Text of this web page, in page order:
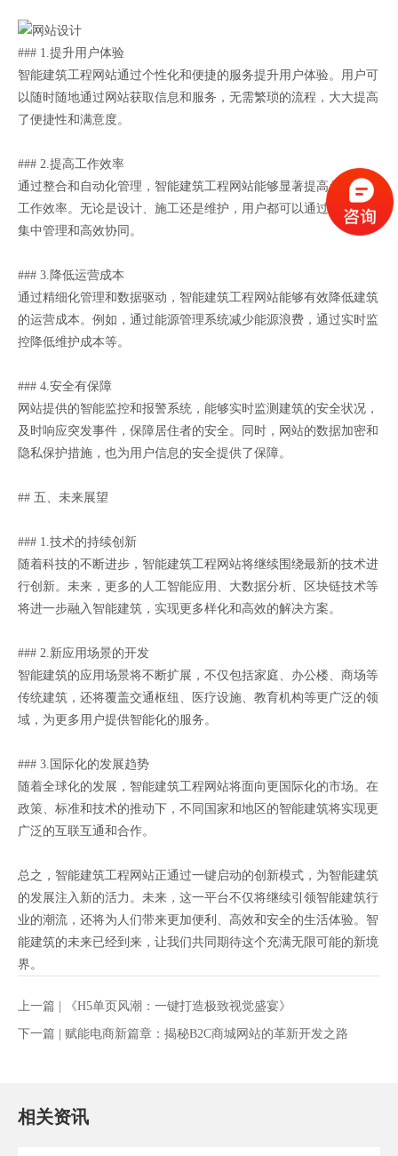
### 1.提升用户体验
智能建筑工程网站通过个性化和便捷的服务提升用户体验。用户可
以随时随地通过网站获取信息和服务，无需繁琐的流程，大大提高
了便捷性和满意度。
### 2.提高工作效率
通过整合和自动化管理，智能建筑工程网站能够显著提高各环节的
工作效率。无论是设计、施工还是维护，用户都可以通过网站实现
集中管理和高效协同。
### 3.降低运营成本
通过精细化管理和数据驱动，智能建筑工程网站能够有效降低建筑
的运营成本。例如，通过能源管理系统减少能源浪费，通过实时监
控降低维护成本等。
### 4.安全有保障
网站提供的智能监控和报警系统，能够实时监测建筑的安全状况，
及时响应突发事件，保障居住者的安全。同时，网站的数据加密和
隐私保护措施，也为用户信息的安全提供了保障。
## 五、未来展望
### 1.技术的持续创新
随着科技的不断进步，智能建筑工程网站将继续围绕最新的技术进
行创新。未来，更多的人工智能应用、大数据分析、区块链技术等
将进一步融入智能建筑，实现更多样化和高效的解决方案。
### 2.新应用场景的开发
智能建筑的应用场景将不断扩展，不仅包括家庭、办公楼、商场等
传统建筑，还将覆盖交通枢纽、医疗设施、教育机构等更广泛的领
域，为更多用户提供智能化的服务。
### 3.国际化的发展趋势
随着全球化的发展，智能建筑工程网站将面向更国际化的市场。在
政策、标准和技术的推动下，不同国家和地区的智能建筑将实现更
广泛的互联互通和合作。
总之，智能建筑工程网站正通过一键启动的创新模式，为智能建筑
的发展注入新的活力。未来，这一平台不仅将继续引领智能建筑行
业的潮流，还将为人们带来更加便利、高效和安全的生活体验。智
能建筑的未来已经到来，让我们共同期待这个充满无限可能的新境
界。
上一篇 | 《H5单页风潮：一键打造极致视觉盛宴》
下一篇 | 赋能电商新篇章：揭秘B2C商城网站的革新开发之路
相关资讯